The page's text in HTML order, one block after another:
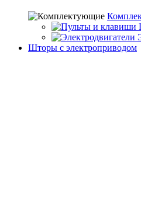
Шторы с электроприводом